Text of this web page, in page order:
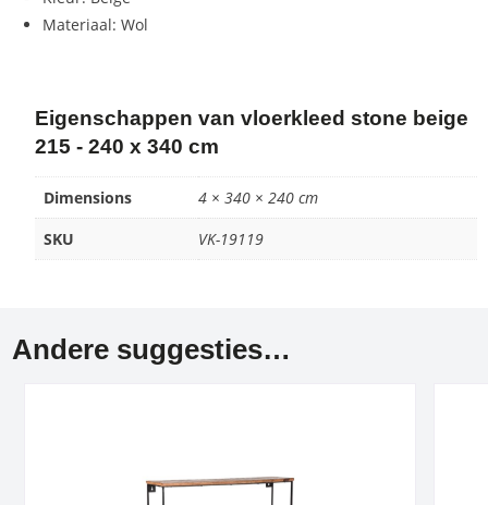
Materiaal: Wol
Eigenschappen van vloerkleed stone beige
215 - 240 x 340 cm
Dimensions
4 × 340 × 240 cm
SKU
VK-19119
Andere suggesties…